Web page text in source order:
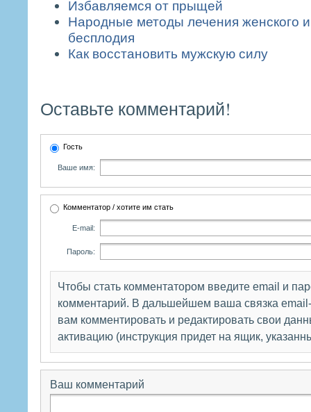
Избавляемся от прыщей
Народные методы лечения женского
бесплодия
Как восстановить мужскую силу
Оставьте комментарий!
Гость
Ваше имя:
Комментатор / хотите им стать
E-mail:
Пароль:
Чтобы стать комментатором введите email и
комментарий. В дальшейшем ваша связка
вам комментировать и редактировать свои
активацию (инструкция придет на ящик,
Ваш комментарий